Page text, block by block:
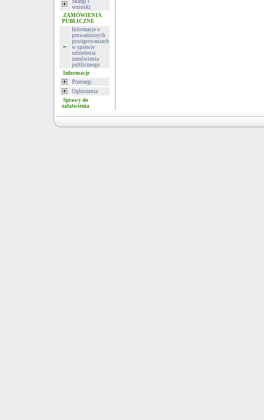
Skargi i
wnioski
ZAMÓWIENIA
PUBLICZNE
Informacje o
prowadzonych
postępowaniach
w sprawie
udzielenia
zamówienia
publicznego
Informacje
Przetargi
Ogłoszenia
Sprawy do
załatwienia